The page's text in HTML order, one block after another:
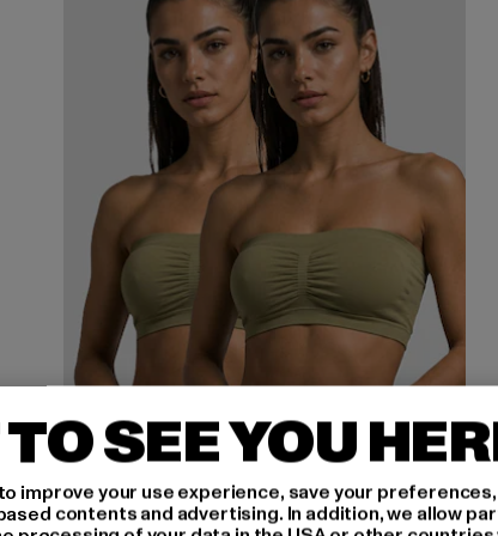
SEE YOU
improve your use experience, save your
contents and advertising. In addition, we allow